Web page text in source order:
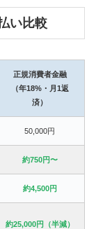
い比較
正規消費者金融
（年18%・月1返
済）
50,000円
約750円〜
約4,500円
約25,000円（半減）